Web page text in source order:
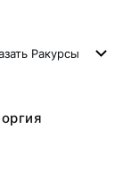
Ракурсы